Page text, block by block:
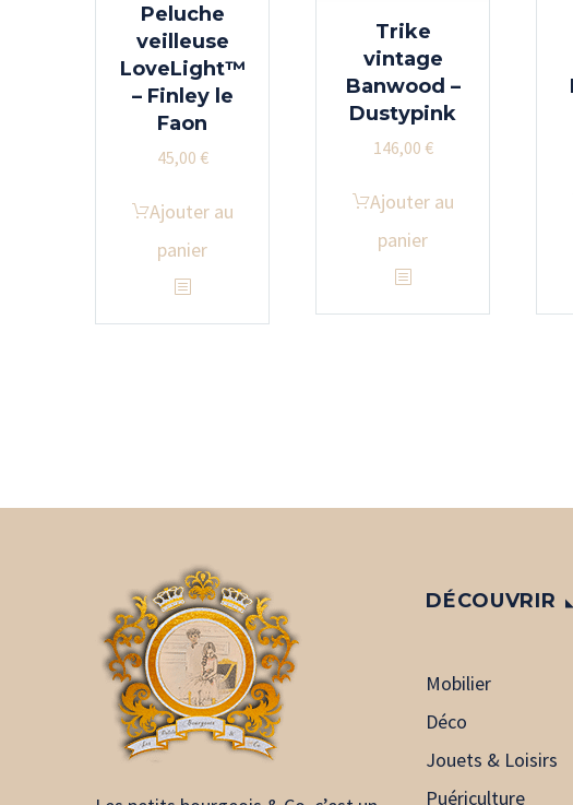
Peluche
veilleuse
LoveLight™
– Finley le
Faon
45,00 €
Ajouter au
panier
Trike
vintage
Banwood –
Dustypink
146,00 €
Ajouter au
panier
DÉCOUVRIR
Mobilier
Déco
Jouets & Loisirs
Puériculture